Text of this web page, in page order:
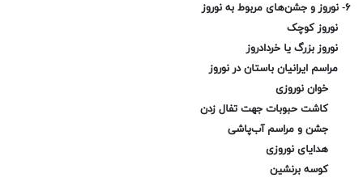
۶- نوروز و جشن‌های مربوط به نوروز
نوروز کوچک
نوروز بزرگ یا خردادروز
مراسم ایرانیان باستان در نوروز
خوان نوروزی
کاشت حبوبات جهت تفال زدن
جشن و مراسم آب‌پاشی
هدایای نوروزی
کوسه برنشین